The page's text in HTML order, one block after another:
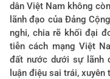
dân Việt Nam không
lãnh đạo của Đảng
nghi, chia rẽ khối đại
tiễn cách mạng Việt
đất nước dưới sự lãnh
luận điệu sai trái,